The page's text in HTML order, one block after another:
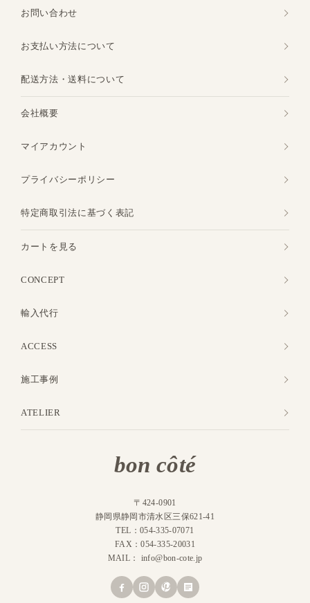
お問い合わせ
お支払い方法について
配送方法・送料について
会社概要
マイアカウント
プライバシーポリシー
特定商取引法に基づく表記
カートを見る
CONCEPT
輸入代行
ACCESS
施工事例
ATELIER
bon côté
〒424-0901
静岡県静岡市清水区三保621-41
TEL：054-335-07071
FAX：054-335-20031
MAIL： info@bon-cote.jp